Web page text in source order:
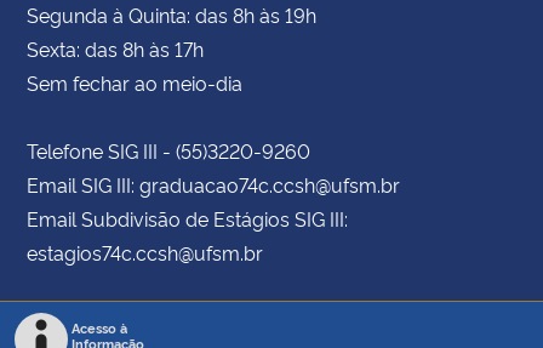
Segunda à Quinta: das 8h às 19h
Sexta: das 8h às 17h
Sem fechar ao meio-dia
Telefone SIG III - (55)3220-9260
Email SIG III: graduacao74c.ccsh@ufsm.br
Email Subdivisão de Estágios SIG III:
estagios74c.ccsh@ufsm.br
Acesso à
Informação